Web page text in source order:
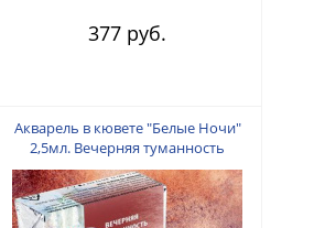
377 руб.
Акварель в кювете "Белые Ночи"
2,5мл. Вечерняя туманность